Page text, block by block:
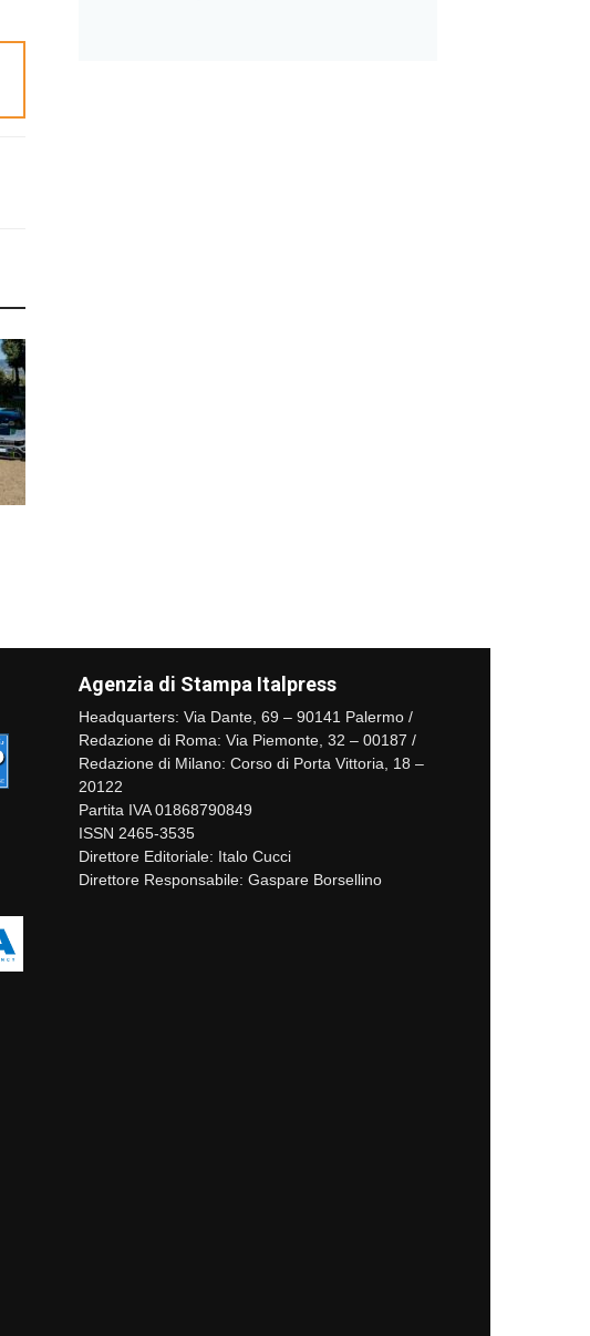
Agenzia di Stampa Italpress
Headquarters: Via Dante, 69 – 90141 Palermo /
Redazione di Roma: Via Piemonte, 32 – 00187 /
Redazione di Milano: Corso di Porta Vittoria, 18 –
20122
Partita IVA 01868790849
ISSN 2465-3535
Direttore Editoriale: Italo Cucci
Direttore Responsabile: Gaspare Borsellino